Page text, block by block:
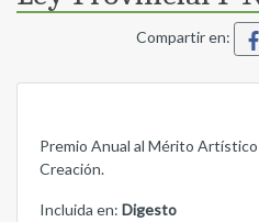
Compartir en:
Premio Anual al Mérito
Creación.
Incluida en: Digesto